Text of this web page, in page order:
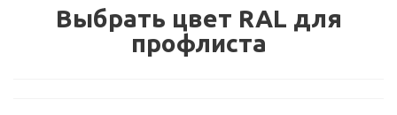
Выбрать цвет RAL для
профлиста